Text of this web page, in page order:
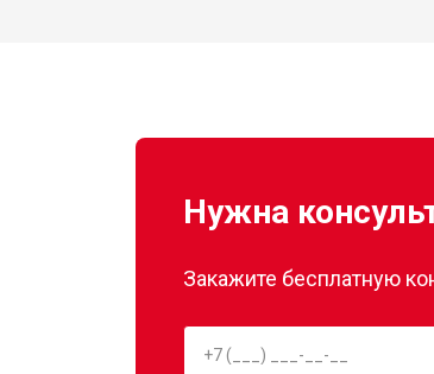
Нужна
Закажите бесплатную